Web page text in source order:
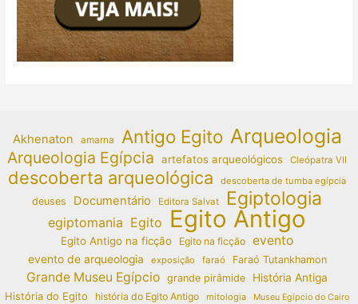
Akhenaton amarna Antigo Egito Arqueologia
Arqueologia Egípcia artefatos arqueológicos Cleópatra VII
descoberta arqueológica descoberta de tumba egípcia
deuses Documentário Editora Salvat Egiptologia
egiptomania Egito Egito Antigo
Egito Antigo na ficção Egito na ficção evento
evento de arqueologia exposição faraó Faraó Tutankhamon
Grande Museu Egípcio grande pirâmide
História Antiga
História do Egito
história do Egito Antigo mitologia Museu Egípcio do Cairo